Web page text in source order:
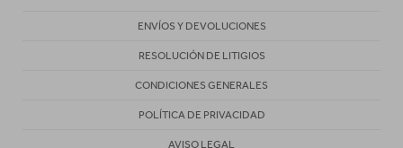
ENVÍOS Y DEVOLUCIONES
RESOLUCIÓN DE LITIGIOS
CONDICIONES GENERALES
POLÍTICA DE PRIVACIDAD
AVISO LEGAL